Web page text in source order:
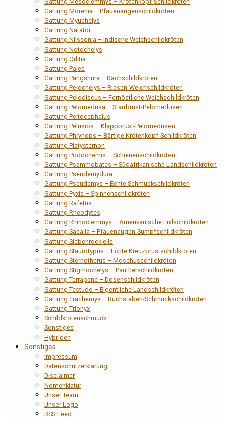
Gattung Morenia – Pfauenaugenschildkröten
Gattung Myuchelys
Gattung Natator
Gattung Nilssonia – Indische Weichschildkröten
Gattung Notochelys
Gattung Orlitia
Gattung Palea
Gattung Pangshura – Dachschildkröten
Gattung Pelochelys – Riesen-Weichschildkröten
Gattung Pelodiscus – Fernöstliche Weichschildkröten
Gattung Pelomedusa – Starrbrust-Pelomedusen
Gattung Peltocephalus
Gattung Pelusios – Klappbrust-Pelomedusen
Gattung Phrynops – Bärtige Krötenkopf-Schildkröten
Gattung Platysternon
Gattung Podocnemis – Schienenschildkröten
Gattung Psammobates – Südafrikanische Landschildkröten
Gattung Pseudemydura
Gattung Pseudemys – Echte Schmuckschildkröten
Gattung Pyxis – Spinnenschildkröten
Gattung Rafetus
Gattung Rheodytes
Gattung Rhinoclemmys – Amerikanische Erdschildkröten
Gattung Sacalia – Pfauenaugen-Sumpfschildkröten
Gattung Siebenrockiella
Gattung Staurotypus – Echte Kreuzbrustschildkröten
Gattung Sternotherus – Moschusschildkröten
Gattung Stigmochelys – Pantherschildkröten
Gattung Terrapene – Dosenschildkröten
Gattung Testudo – Eigentliche Landschildkröten
Gattung Trachemys – Buchstaben-Schmuckschildkröten
Gattung Trionyx
Schildkrötenschmuck
Sonstiges
Hybriden
Sonstiges
Impressum
Datenschutzerklärung
Disclaimer
Nomenklatur
Unser Team
Unser Logo
RSS Feed